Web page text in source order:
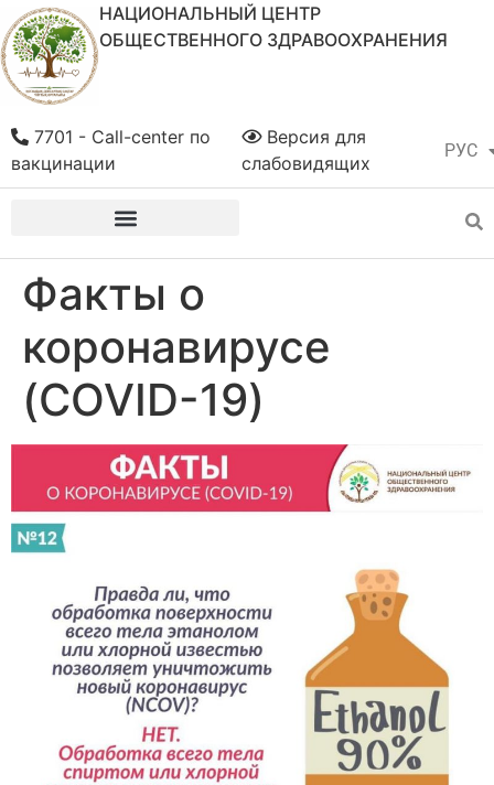
НАЦИОНАЛЬНЫЙ ЦЕНТР
ОБЩЕСТВЕННОГО ЗДРАВООХРАНЕНИЯ
РУС
ҚАЗ
Версия для
слабовидящих
7701 - Call-center по
вакцинации
Факты о
коронавирусе
(COVID-19)